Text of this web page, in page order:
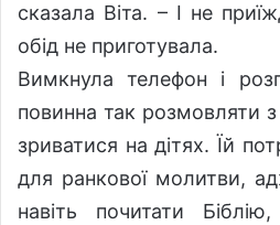
сказала Віта. – І не
обід не приготувала.
Вимкнула телефон і
повинна так розмовляти
зриватися на дітях. Їй
для ранкової молитви,
навіть почитати